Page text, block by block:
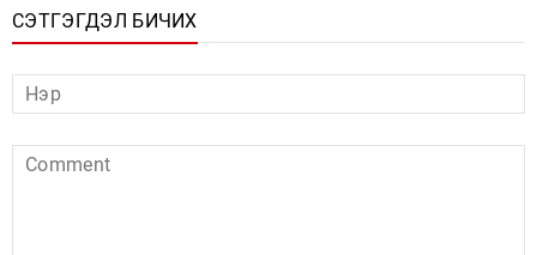
СЭТГЭГДЭЛ БИЧИХ